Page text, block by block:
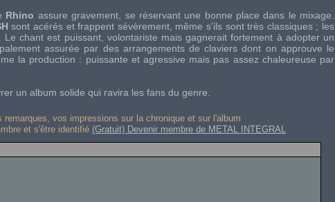
Rhino assure gravement, se réservant une bonne place dans le mixage.
sont acérés et frappent sévèrement, même s'ils sont très classiques ; les
chant est puissant, volontariste mais gagnerait fortement à adopter un
assurée par des arrangements de claviers dont on approuve le
la production : puissante et agressive mais pas assez chaleureuse par
un album solide qui ravira les fans du genre.
remarques, vos impressions sur la chronique et sur l'album
et s'être identifié (Gratuit) Devenir membre de METAL INTEGRAL